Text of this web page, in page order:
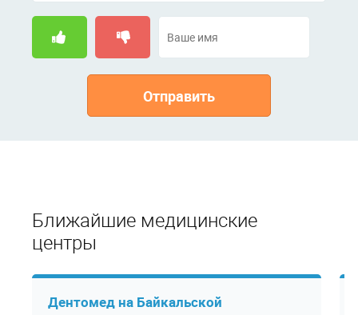
Отправить
Ближайшие медицинские
центры
Дентомед на Байкальской